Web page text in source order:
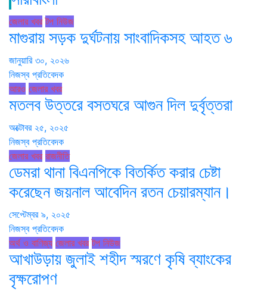
জেলার খবর টপ নিউজ
মাগুরায় সড়ক দুর্ঘটনায় সাংবাদিকসহ আহত ৬
জানুয়ারি ৩০, ২০২৬
নিজস্ব প্রতিবেদক
আরও জেলার খবর
মতলব উত্তরে বসতঘরে আগুন দিল দুর্বৃত্তরা
অক্টোবর ২৫, ২০২৫
নিজস্ব প্রতিবেদক
জেলার খবর রাজনীতি
ডেমরা থানা বিএনপিকে বিতর্কিত করার চেষ্টা
করেছেন জয়নাল আবেদিন রতন চেয়ারম্যান।
সেপ্টেম্বর ৯, ২০২৫
নিজস্ব প্রতিবেদক
অর্থ ও বাণিজ্য জেলার খবর টপ নিউজ
আখাউড়ায় জুলাই শহীদ স্মরণে কৃষি ব্যাংকের
বৃক্ষরোপণ